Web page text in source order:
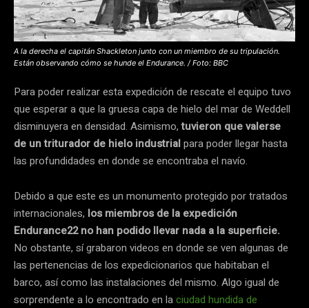
A la derecha el capitán Shackleton junto con un miembro de su tripulación.
Están observando cómo se hunde el Endurance. / Foto: BBC
Para poder realizar esta expedición de rescate el equipo tuvo
que esperar a que la gruesa capa de hielo del mar de Weddell
disminuyera en densidad. Asimismo,tuvieron que valerse
de un triturador de hielo industrialpara poder llegar hasta
las profundidades en donde se encontraba el navío.
Debido a que este es un monumento protegido por tratados
internacionales, los miembros de la expedición
Endurance22 no han podido llevar nada a la superficie.
No obstante, sí grabaron videos en donde se ven algunas de
las pertenencias de los expedicionarios que habitaban el
barco, así como las instalaciones del mismo. Algo igual de
sorprendente a lo encontrado en laciudad hundida de